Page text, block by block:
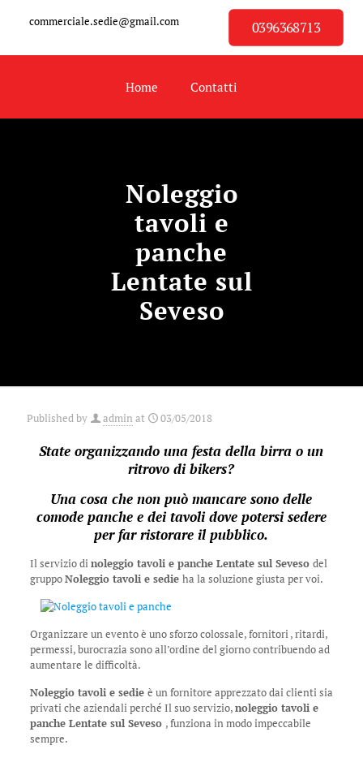
commerciale.sedie@gmail.com 0396368713
Home Contatti
Noleggio
tavoli e
panche
Lentate sul
Seveso
Published by admin at 03/05/2018
State organizzando una festa della birra o un
ritrovo di bikers?
Una cosa che non può mancare sono delle
comode panche e dei tavoli dove potersi sedere
per far ristorare il pubblico.
Il servizio dinoleggio tavoli e panche Lentate sul Seveso del
gruppoNoleggio tavoli e sedie ha la soluzione giusta per voi.
Organizzare un evento è uno sforzo colossale, fornitori , ritardi,
permessi, burocrazia sono all’ordine del giorno contribuendo ad
aumentare le difficoltà.
Noleggio tavoli e sedie è un fornitore apprezzato dai clienti sia
privati che aziendali perché Il suo servizio,noleggio tavoli e
panche Lentate sul Seveso , funziona in modo impeccabile
sempre.